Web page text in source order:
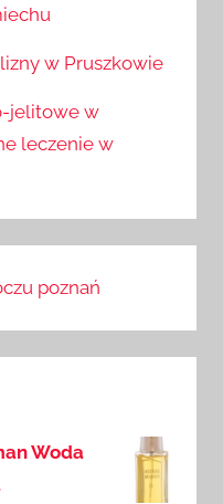
w Pruszkowie
jelitowe w
leczenie w
poznań
Woda